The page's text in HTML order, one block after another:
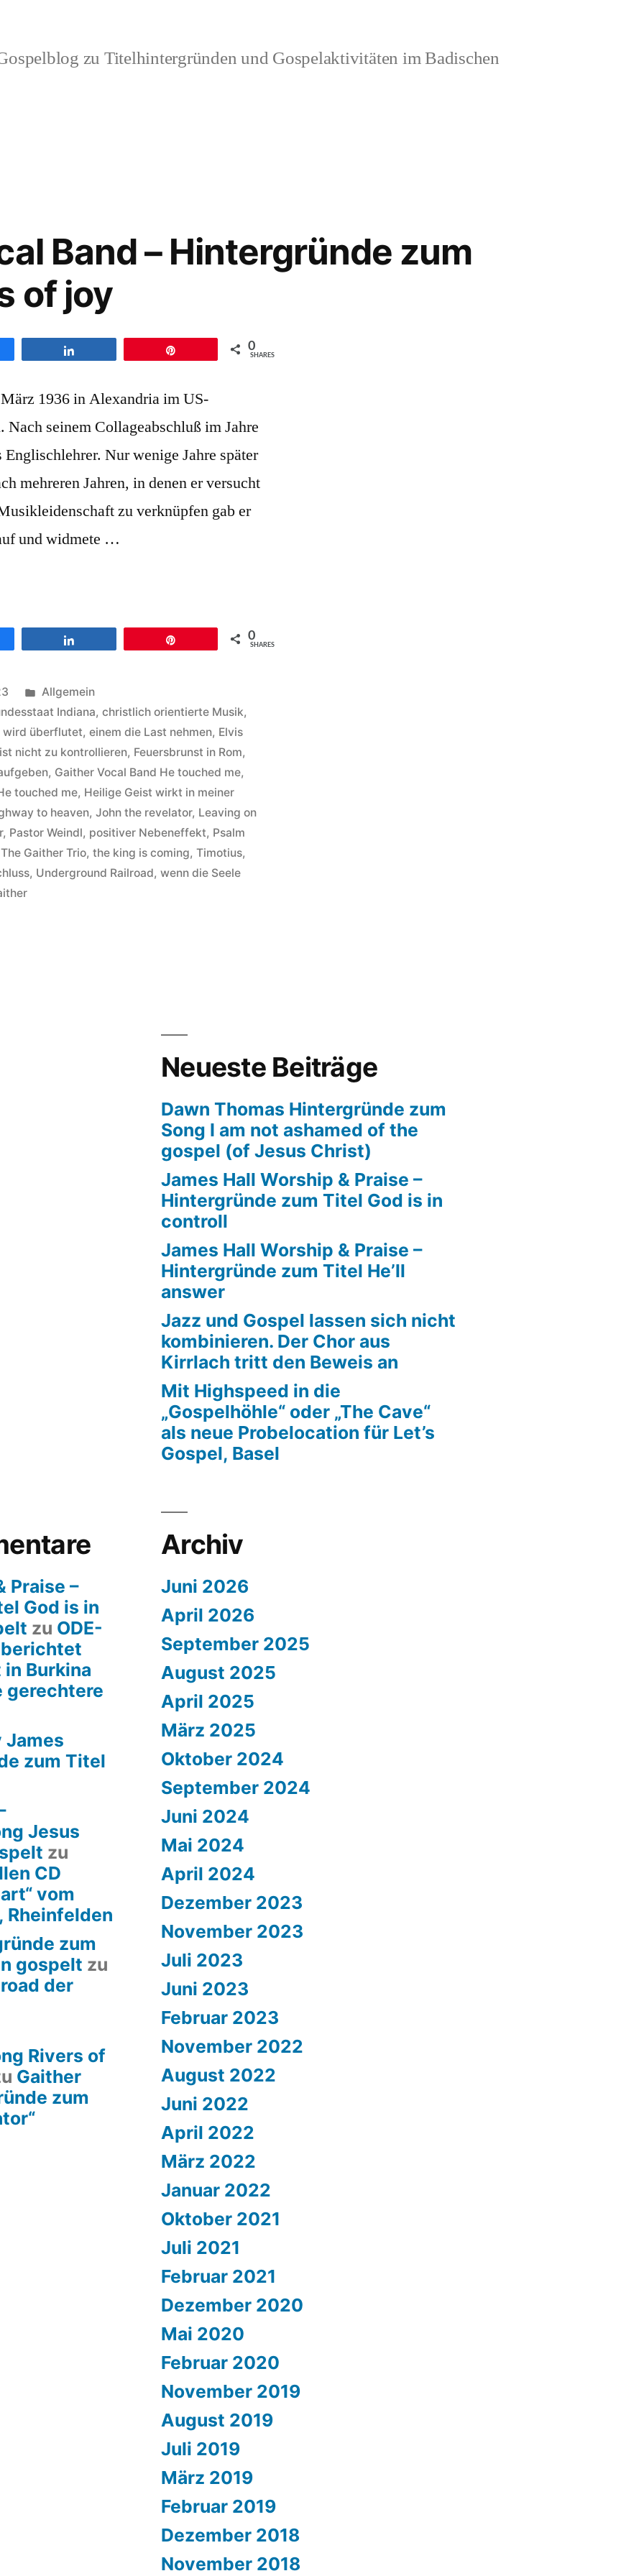
zu Titelhintergründen und Gospelaktivitäten im Badischen
Band – Hintergründe zum
of joy
0
SHARES
1936 in Alexandria im US-
Nach seinem Collageabschluß im Jahre
Nur wenige Jahre später
mehreren Jahren, in denen er versucht
zu verknüpfen gab er
und widmete …
0
SHARES
Veröffentlicht
unter
Allgemein
Indiana,christlich orientierte Musik,
wird überflutet,einem die Last nehmen, Elvis
nicht zu kontrollieren, Feuersbrunst in Rom,
, Gaither Vocal Band He touched me,
touched me, Heilige Geist wirkt in meiner
to heaven,John the revelator, Leaving on
, Pastor Weindl, positiver Nebeneffekt, Psalm
The Gaither Trio,the king is coming,Timotius,
, Underground Railroad,wenn die Seele
Neueste Beiträge
Dawn Thomas Hintergründe zum
Song I am not ashamed of the
gospel (of Jesus Christ)
James Hall Worship & Praise –
Hintergründe zum Titel God is in
controll
James Hall Worship & Praise –
Hintergründe zum Titel He’ll
answer
Jazz und Gospel lassen sich nicht
kombinieren. Der Chor aus
Kirrlach tritt den Beweis an
Mit Highspeed in die
„Gospelhöhle“ oder „The Cave“
als neue Probelocation für Let’s
Gospel, Basel
Praise –
God is in
zu ODE-
Burkina
gerechtere
James
zum Titel
Jesus
zu
CD
vom
Rheinfelden
zum
gospelt zu
der
Rivers of
Gaither
zum
Archiv
Juni 2026
April 2026
September 2025
August 2025
April 2025
März 2025
Oktober 2024
September 2024
Juni 2024
Mai 2024
April 2024
Dezember 2023
November 2023
Juli 2023
Juni 2023
Februar 2023
November 2022
August 2022
Juni 2022
April 2022
März 2022
Januar 2022
Oktober 2021
Juli 2021
Februar 2021
Dezember 2020
Mai 2020
Februar 2020
November 2019
August 2019
Juli 2019
März 2019
Februar 2019
Dezember 2018
November 2018